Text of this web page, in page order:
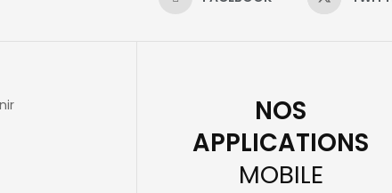
NOS
APPLICATIONS
MOBILE